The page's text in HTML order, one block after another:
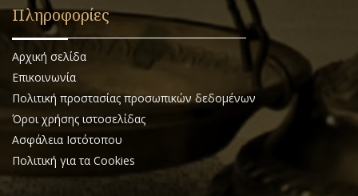
Πληροφορίες
Αρχική σελίδα
Επικοινωνία
Πολιτική προστασίας προσωπικών δεδομένων
Όροι χρήσης ιστοσελίδας
Ασφάλεια Ιστότοπου
Πολιτική για τα Cookies